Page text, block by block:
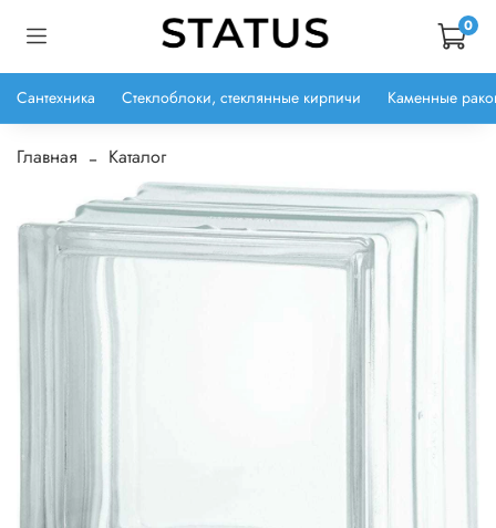
0
Сантехника Стеклоблоки, стеклянные кирпичи Каменные
Главная Каталог